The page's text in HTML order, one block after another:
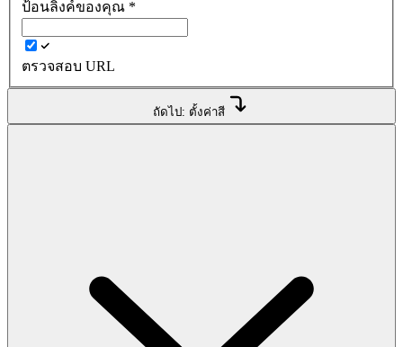
ป้อนลิงค์ของคุณ *
ตรวจสอบ URL
ถัดไป: ตั้งค่าสี